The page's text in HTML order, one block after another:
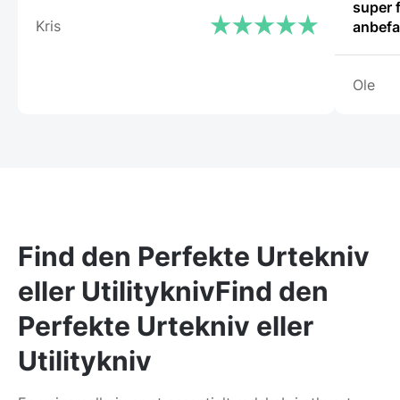
Kris
super
Ole
Find den Perfekte Urtekniv
eller UtilityknivFind den
Perfekte Urtekniv eller
Utilitykniv